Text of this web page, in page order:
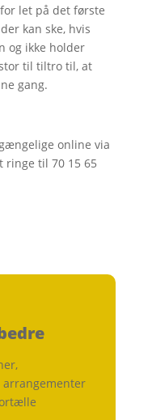
let på det første
kan ske, hvis
og ikke holder
til tiltro til, at
gang.
online via
til 70 15 65